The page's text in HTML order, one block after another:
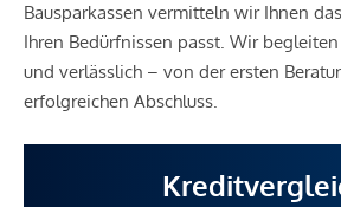
Bausparkassen vermitteln wir Ihnen
Ihren Bedürfnissen passt. Wir
und verlässlich – von der ersten
erfolgreichen Abschluss.